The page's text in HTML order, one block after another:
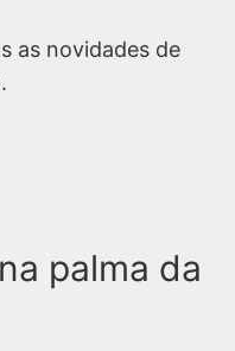
as novidades de
palma da